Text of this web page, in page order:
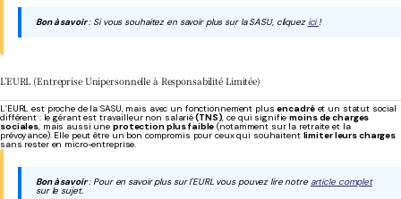
Bon à savoir: Si vous souhaitez en savoir plus sur la SASU, cliquez ici!
L’EURL (Entreprise Unipersonnelle à Responsabilité Limitée)
L’EURL est proche de la SASU, mais avec un fonctionnement plusencadréet un statut social
différent : le gérant est travailleur non salarié(TNS), ce qui signifiemoins de charges
sociales, mais aussi uneprotection plus faible (notamment sur la retraite et la
prévoyance). Elle peut être un bon compromis pour ceux qui souhaitent limiter leurs charges
sans rester en micro-entreprise.
Bon à savoir: Pour en savoir plus sur l'EURL vous pouvez lire notre article complet
sur le sujet.